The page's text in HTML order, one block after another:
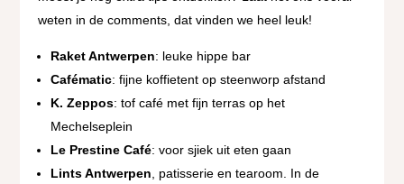
weten in de comments, dat vinden we heel leuk!
Raket Antwerpen: leuke hippe bar
Cafématic: fijne koffietent op steenworp afstand
K. Zeppos: tof café met fijn terras op het
Mechelseplein
Le Prestine Café: voor sjiek uit eten gaan
Lints Antwerpen , patisserie en tearoom. In de